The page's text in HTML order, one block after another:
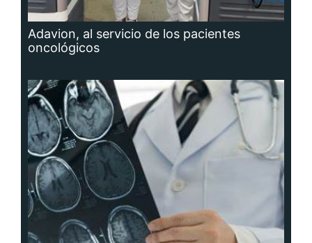
Adavion, al servicio de los pacientes
oncológicos